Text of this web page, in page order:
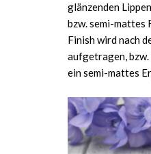
glänzenden
bzw. semi-mattes
Finish wird nach
aufgetragen,
ein semi-mattes